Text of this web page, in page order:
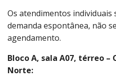
Os atendimentos individuais
demanda espontânea, não
agendamento.
Bloco A, sala A07, térreo –
Norte: